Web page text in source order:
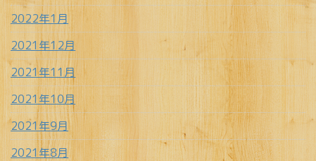
2022年1月
2021年12月
2021年11月
2021年10月
2021年9月
2021年8月